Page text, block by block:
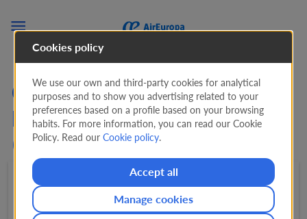

Cerca offerte sui voli da
Málaga a Casablanca
(AGP - CMN)
Andata e ritorno expand_more 1 Passeggeri
Cookies policy
We use our own and third-party cookies for analytical
purposes and to show you advertising related to your
preferences based on a profile based on your browsing
habits. For more information, you can read our Cookie
Policy. Read ourCookie policy.
Accept all
Manage cookies